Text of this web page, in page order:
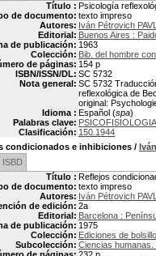
Título : Psicología
de documento: texto impreso
Autores: Iván Pétrovich
Editorial: Buenos Aires :
de publicación: 1963
Colección: Bib. del hombre
de páginas: 154 p
ISBN/ISSN/DL: SC 5732
Nota general: SC 5732
reflexológica de
original:
Idioma : Español (spa)
Palabras clave: PSICOFISIOLOGIA
Clasificación: 150.1944
condicionados e inhibiciones /
ISBD
Título : Reflejos
de documento: texto impreso
Autores: Iván Pétrovich
de edición: 2a
Editorial: Barcelona :
de publicación: 1975
Colección: Ediciones de bolsillo
Subcolección: Ciencias humanas.